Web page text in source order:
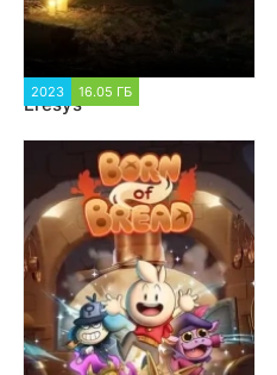
2023 16.05 ГБ
Eresys